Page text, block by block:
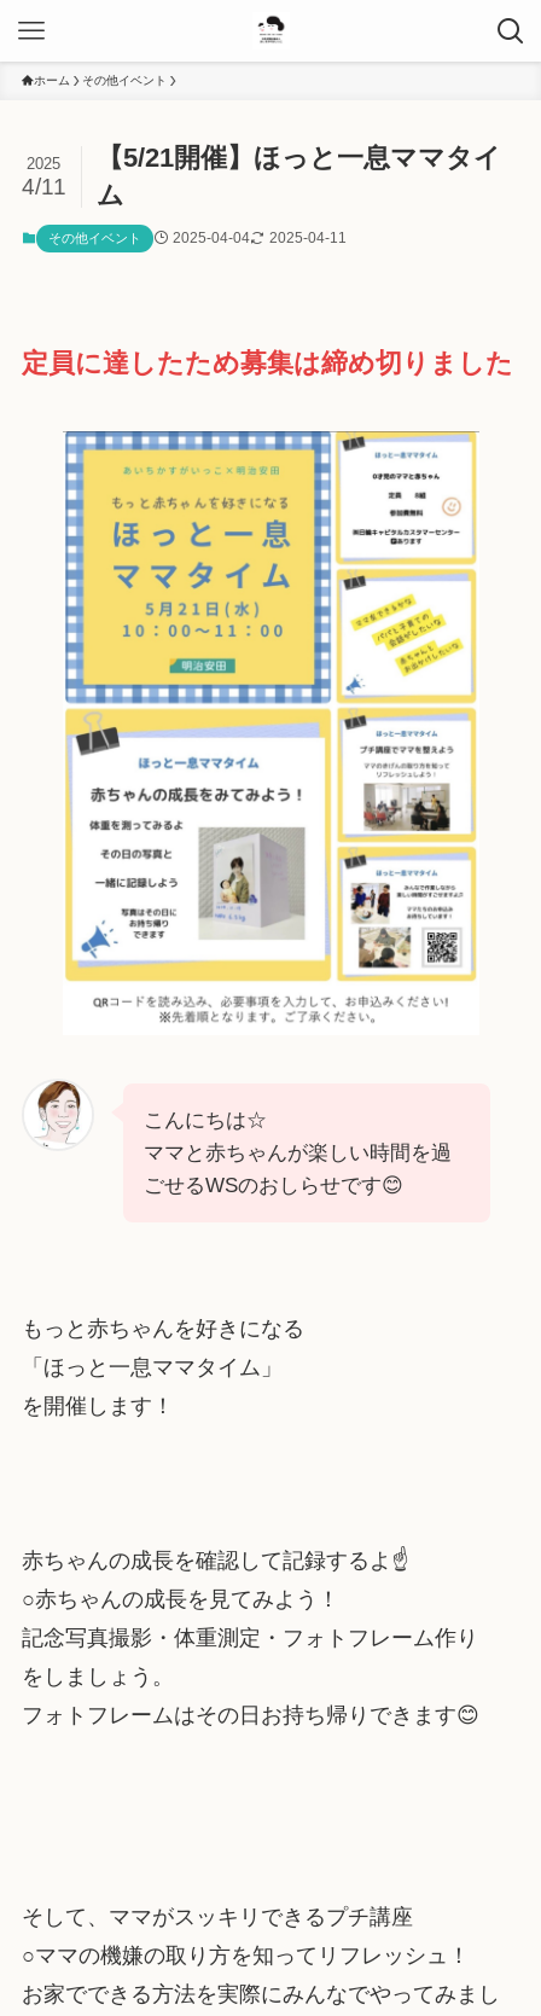
ホーム その他イベント
【5/21開催】ほっと一息ママタイ
ム
2025
4/11
その他イベント 2025-04-04 2025-04-11
定員に達したため募集は締め切りました
こんにちは☆
ママと赤ちゃんが楽しい時間を過
ごせるWSのおしらせです😊
もっと赤ちゃんを好きになる
「ほっと一息ママタイム」
を開催します！
赤ちゃんの成長を確認して記録するよ☝️
○赤ちゃんの成長を見てみよう！
記念写真撮影・体重測定・フォトフレーム作り
をしましょう。
フォトフレームはその日お持ち帰りできます😊
そして、ママがスッキリできるプチ講座
○ママの機嫌の取り方を知ってリフレッシュ！
お家でできる方法を実際にみんなでやってみまし